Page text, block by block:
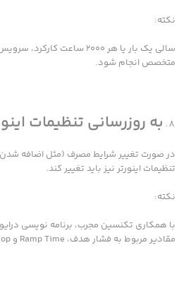
نکته:
سالی یک بار یا هر ۲۰۰۰
متخصص انجام شود.
به روزرسانی تنظیمات
در صورت تغییر شرایط مصرف (مثل اضافه
تنظیمات اینورتر نیز باید تغییر کند.
نکته:
با همکاری تکنسین مجرب، برنامه نویسی
مقادیر مربوط به فشار هدف، Ramp Time و Start/Stop را اصلاح کنید.